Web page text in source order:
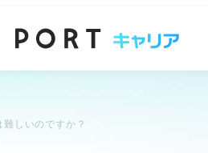
しいのですか？